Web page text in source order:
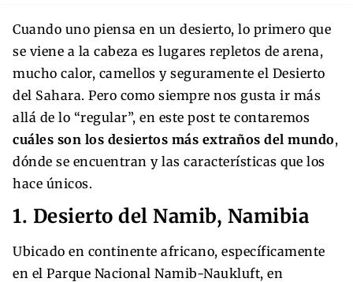
Cuando uno piensa en un desierto, lo primero que
se viene a la cabeza es lugares repletos de arena,
mucho calor, camellos y seguramente el Desierto
del Sahara. Pero como siempre nos gusta ir más
allá de lo “regular”, en este post te contaremos
cuáles son los desiertos más extraños del mundo,
dónde se encuentran y las características que los
hace únicos.
1. Desierto del Namib, Namibia
Ubicado en continente africano, específicamente
en el Parque Nacional Namib-Naukluft, en